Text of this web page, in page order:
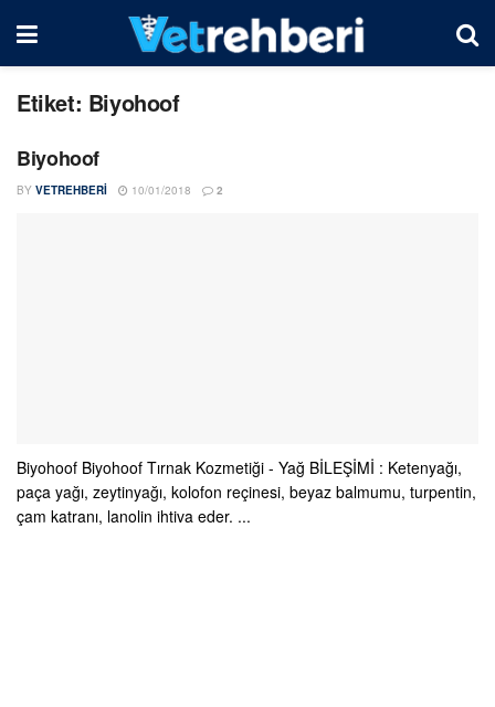
Etiket: Biyohoof
Biyohoof
BY VETREHBERI 10/01/2018 2
Biyohoof Biyohoof Tırnak Kozmetiği - Yağ BİLEŞİMİ : Ketenyağı,
paça yağı, zeytinyağı, kolofon reçinesi, beyaz balmumu, turpentin,
çam katranı, lanolin ihtiva eder. ...